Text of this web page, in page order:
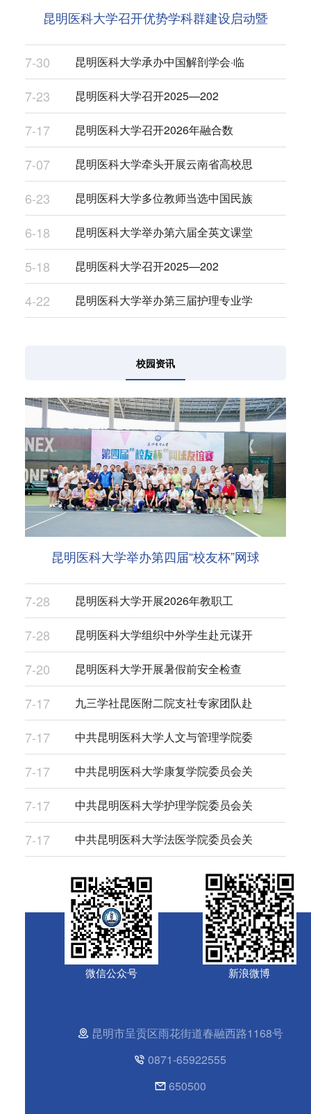
昆明医科大学召开优势学科群建设启动暨
7-30 昆明医科大学承办中国解剖学会·临
7-23 昆明医科大学召开2025—202
7-17 昆明医科大学召开2026年融合数
7-07 昆明医科大学牵头开展云南省高校思
6-23 昆明医科大学多位教师当选中国民族
6-18 昆明医科大学举办第六届全英文课堂
5-18 昆明医科大学召开2025—202
4-22 昆明医科大学举办第三届护理专业学
校园资讯
昆明医科大学举办第四届“校友杯”网球
7-28 昆明医科大学开展2026年教职工
7-28 昆明医科大学组织中外学生赴元谋开
7-20 昆明医科大学开展暑假前安全检查
7-17 九三学社昆医附二院支社专家团队赴
7-17 中共昆明医科大学人文与管理学院委
7-17 中共昆明医科大学康复学院委员会关
7-17 中共昆明医科大学护理学院委员会关
7-17 中共昆明医科大学法医学院委员会关
微信公众号 新浪微博
昆明市呈贡区雨花街道春融西路1168号
0871-65922555
650500